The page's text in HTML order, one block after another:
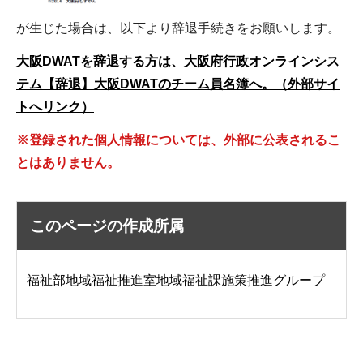
が生じた場合は、以下より辞退手続きをお願いします。
大阪DWATを辞退する方は、大阪府行政オンラインシス
テム【辞退】大阪DWATのチーム員名簿へ。（外部サイ
トへリンク）
※登録された個人情報については、外部に公表されるこ
とはありません。
このページの作成所属
福祉部地域福祉推進室地域福祉課施策推進グループ